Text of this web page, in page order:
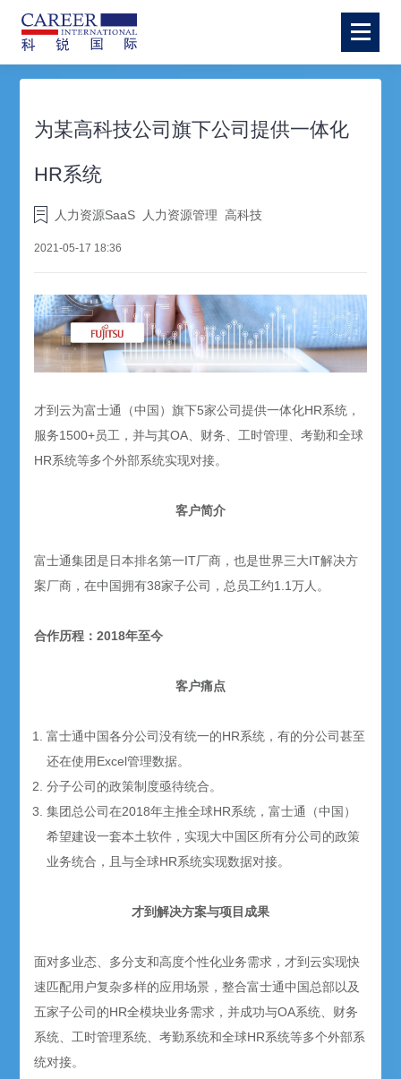
为某高科技公司旗下公司提供一体化
HR系统
人力资源SaaS 人力资源管理 高科技
2021-05-17 18:36
才到云为富士通（中国）旗下5家公司提供一体化HR系统，
服务1500+员工，并与其OA、财务、工时管理、考勤和全球
HR系统等多个外部系统实现对接。
客户简介
富士通集团是日本排名第一IT厂商，也是世界三大IT解决方
案厂商，在中国拥有38家子公司，总员工约1.1万人。
合作历程：2018年至今
客户痛点
富士通中国各分公司没有统一的HR系统，有的分公司甚至
还在使用Excel管理数据。
分子公司的政策制度亟待统合。
集团总公司在2018年主推全球HR系统，富士通（中国）
希望建设一套本土软件，实现大中国区所有分公司的政策
业务统合，且与全球HR系统实现数据对接。
才到解决方案与项目成果
面对多业态、多分支和高度个性化业务需求，才到云实现快
速匹配用户复杂多样的应用场景，整合富士通中国总部以及
五家子公司的HR全模块业务需求，并成功与OA系统、财务
系统、工时管理系统、考勤系统和全球HR系统等多个外部系
统对接。